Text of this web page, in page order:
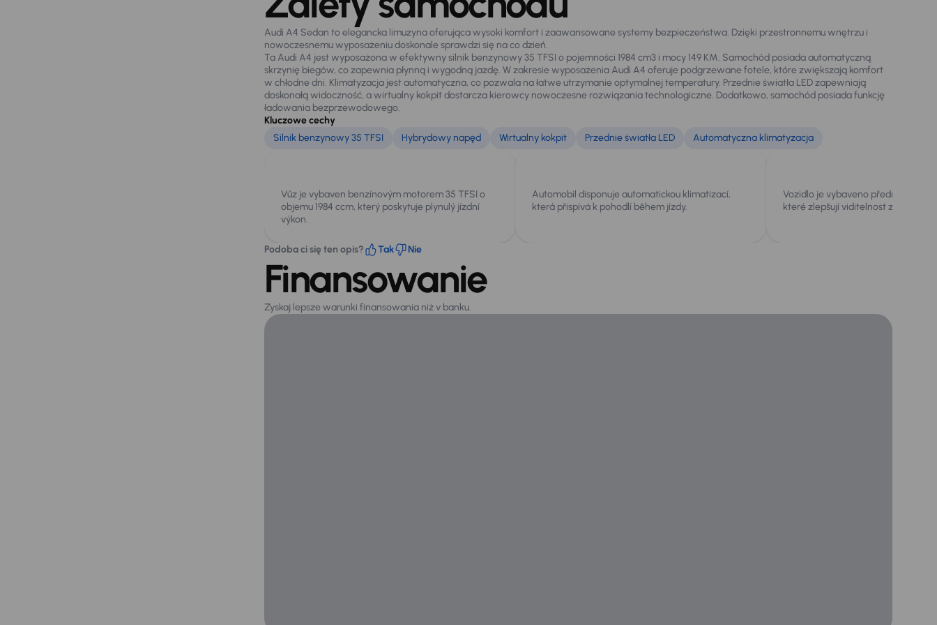
Audi A4 Sedan to elegancka limuzyna oferująca wysoki komfort i zaawansowane systemy bezpieczeństwa. Dzięki przestronnemu wnętrzu i
nowoczesnemu wyposażeniu doskonale sprawdzi się na co dzień.
Ta Audi A4 jest wyposażona w efektywny silnik benzynowy 35 TFSI o pojemności 1984 cm3 i mocy 149 KM. Samochód posiada automatyczną
skrzynię biegów, co zapewnia płynną i wygodną jazdę. W zakresie wyposażenia Audi A4 oferuje podgrzewane fotele, które zwiększają komfort
w chłodne dni. Klimatyzacja jest automatyczna, co pozwala na łatwe utrzymanie optymalnej temperatury. Przednie światła LED zapewniają
doskonałą widoczność, a wirtualny kokpit dostarcza kierowcy nowoczesne rozwiązania technologiczne. Dodatkowo, samochód posiada funkcję
ładowania bezprzewodowego.
Kluczowe cechy
Silnik benzynowy 35 TFSI
Hybrydowy napęd Wirtualny kokpit Przednie światła LED Automatyczna klimatyzacja
Vůz je vybaven benzínovým motorem 35 TFSI o
objemu 1984 ccm, který poskytuje plynulý jízdní
výkon.
Automobil disponuje automatickou klimatizací,
která přispívá k pohodlí během jízdy.
Vozidlo je vybaveno předními LED
které zlepšují viditelnost za všech
Podoba ci się ten opis? Tak Nie
Finansowanie
Zyskaj lepsze warunki finansowania niż v banku.